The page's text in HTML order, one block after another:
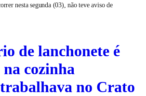
nesta segunda (03), não teve aviso de
de lanchonete é
na cozinha
no Crato